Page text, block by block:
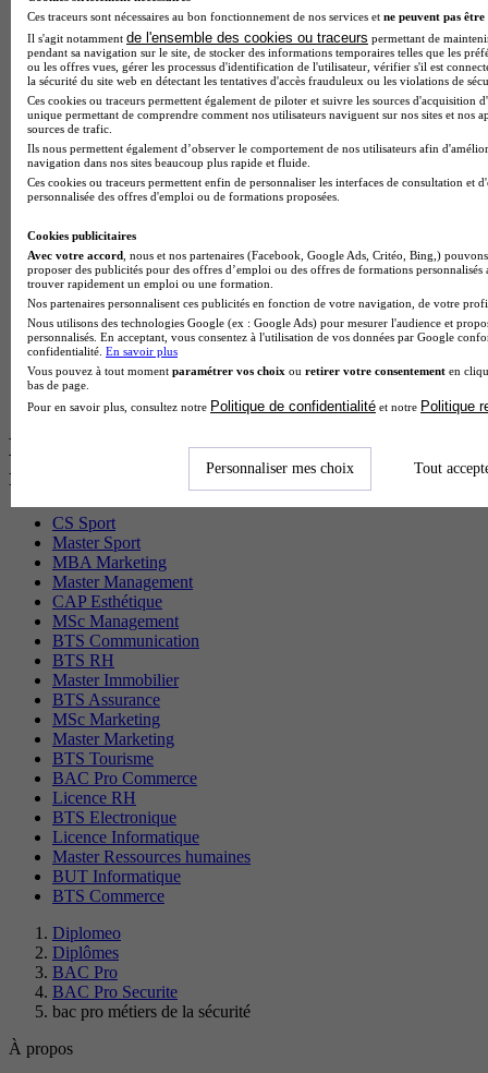
BTS Esf en alternance
BTS Dietetique en alternance
BTS Mco en alternance
BTS Pi en alternance
BTS Sp3s en alternance
Master CCA en alternance
BTS Ndrc en alternance
BTS Sam en alternance
Cap Fleuriste en alternance
BTS Sio en alternance
BTS Gpme en alternance
Cap Electricien en alternance
BTS Gpn en alternance
BTS Domotique en alternance
BAC Pro Agora en alternance
BTS Sta en alternance
BTS Iris en alternance
BTS Tpl en alternance
BTS Ati en alternance
Les diplômes par filière les plus
recherchés
CS Sport
Master Sport
MBA Marketing
Master Management
CAP Esthétique
MSc Management
BTS Communication
BTS RH
Master Immobilier
BTS Assurance
MSc Marketing
Master Marketing
BTS Tourisme
BAC Pro Commerce
Licence RH
BTS Electronique
Licence Informatique
Master Ressources humaines
BUT Informatique
BTS Commerce
Diplomeo
Diplômes
BAC Pro
BAC Pro Securite
bac pro métiers de la sécurité
À propos
Ces traceurs sont nécessaires au bon fonctionnement de nos services et ne peuvent pas être
Il s'agit notamment de l'ensemble des cookies ou traceurs permettant de
pendant sa navigation sur le site, de stocker des informations temporaires telles que les
ou les offres vues, gérer les processus d'identification de l'utilisateur, vérifier s'il est
la sécurité du site web en détectant les tentatives d'accès frauduleux ou les violations de
Ces cookies ou traceurs permettent également de piloter et suivre les sources d'acquisition
unique permettant de comprendre comment nos utilisateurs naviguent sur nos sites et nos
sources de trafic.
Ils nous permettent également d’observer le comportement de nos utilisateurs afin
navigation dans nos sites beaucoup plus rapide et fluide.
Ces cookies ou traceurs permettent enfin de personnaliser les interfaces de consultation et
personnalisée des offres d'emploi ou de formations proposées.
Cookies publicitaires
Avec votre accord , nous et nos partenaires (Facebook, Google Ads, Critéo, Bing,)
proposer des publicités pour des offres d’emploi ou des offres de formations
trouver rapidement un emploi ou une formation.
Nos partenaires personnalisent ces publicités en fonction de votre navigation, de votre
Nous utilisons des technologies Google (ex : Google Ads) pour mesurer l'audience et
personnalisés. En acceptant, vous consentez à l'utilisation de vos données par Google
confidentialité. En savoir plus
Vous pouvez à tout moment paramétrer vos choix ou retirer votre consentement en
bas de page.
Pour en savoir plus, consultez notre Politique de confidentialité et notre Politique
Personnaliser mes choix Tout